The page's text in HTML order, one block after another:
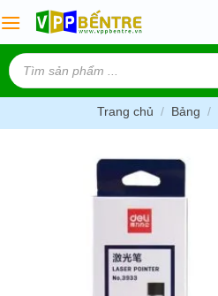
to
content
Tìm
kiếm
sản
phẩm
Trang chủ / Bảng /